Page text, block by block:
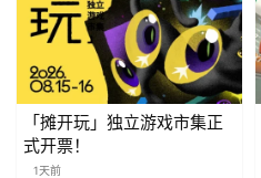
日
茶
对
「摊开玩」独立游戏市集正
式开票！
1天前